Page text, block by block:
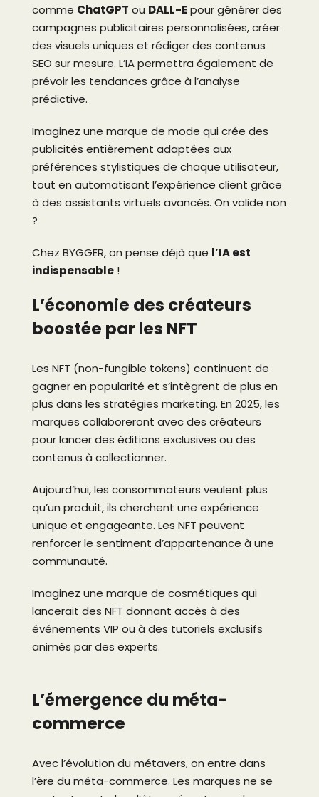
comme ChatGPT ou DALL-Epour générer des
campagnes publicitaires personnalisées, créer
des visuels uniques et rédiger des contenus
SEO sur mesure. L’IA permettra également de
prévoir les tendances grâce à l’analyse
prédictive.
Imaginez une marque de mode qui crée des
publicités entièrement adaptées aux
préférences stylistiques de chaque utilisateur,
tout en automatisant l’expérience client grâce
à des assistants virtuels avancés. On valide non
?
Chez BYGGER, on pense déjà que l’IA est
indispensable!
L’économie des créateurs
boostée par les NFT
Les NFT (non-fungible tokens) continuent de
gagner en popularité et s’intègrent de plus en
plus dans les stratégies marketing. En 2025, les
marques collaboreront avec des créateurs
pour lancer des éditions exclusives ou des
contenus à collectionner.
Aujourd’hui, les consommateurs veulent plus
qu’un produit, ils cherchent une expérience
unique et engageante. Les NFT peuvent
renforcer le sentiment d’appartenance à une
communauté.
Imaginez une marque de cosmétiques qui
lancerait des NFT donnant accès à des
événements VIP ou à des tutoriels exclusifs
animés par des experts.
L’émergence du méta-
commerce
Avec l’évolution du métavers, on entre dans
l’ère du méta-commerce. Les marques ne se